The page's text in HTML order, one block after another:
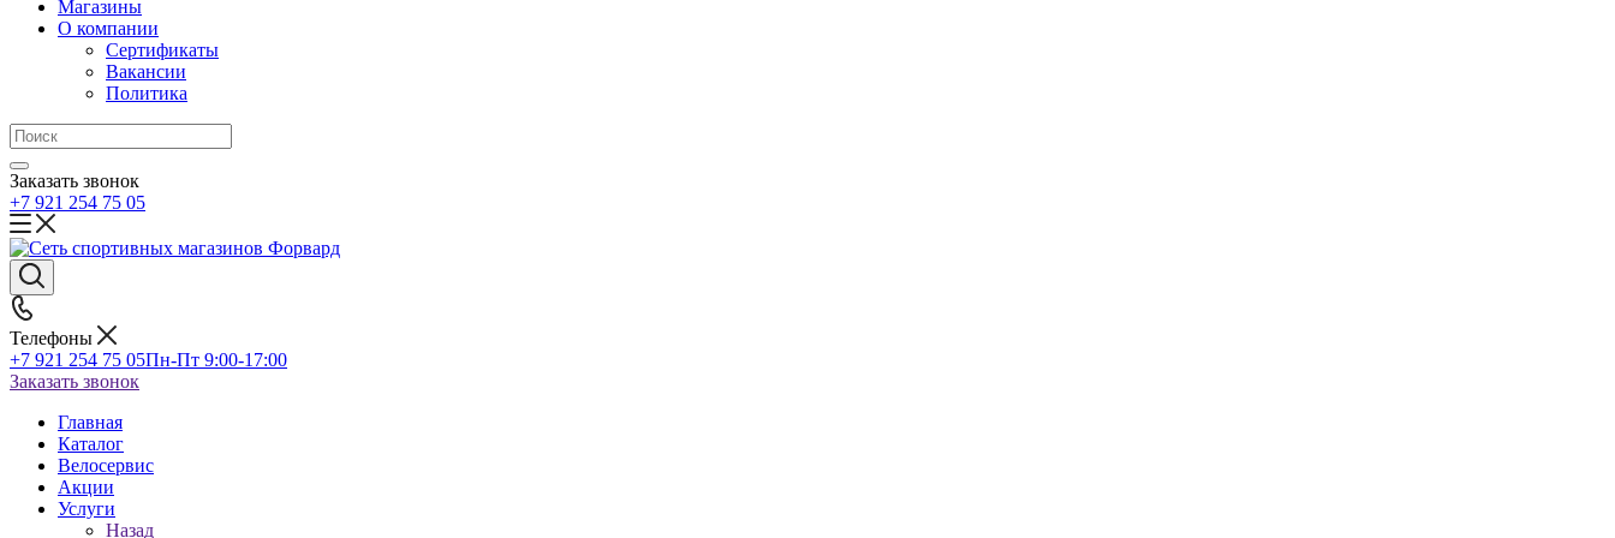
Магазины
О компании
Сертификаты
Вакансии
Политика
Заказать звонок
+7 921 254 75 05
Телефоны
+7 921 254 75 05Пн-Пт 9:00-17:00
Заказать звонок
Главная
Каталог
Велосервис
Акции
Услуги
Назад